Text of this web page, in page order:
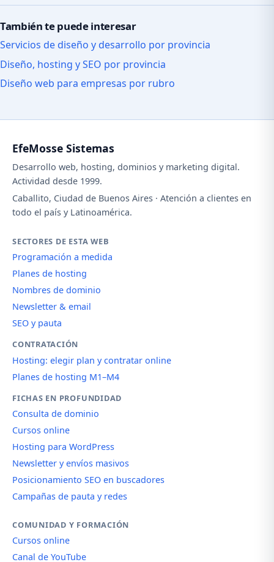
También te puede interesar
Servicios de diseño y desarrollo por provincia
Diseño, hosting y SEO por provincia
Diseño web para empresas por rubro
EfeMosse Sistemas
Desarrollo web, hosting, dominios y marketing digital.
Actividad desde 1999.
Caballito, Ciudad de Buenos Aires · Atención a clientes en
todo el país y Latinoamérica.
SECTORES DE ESTA WEB
Programación a medida
Planes de hosting
Nombres de dominio
Newsletter & email
SEO y pauta
CONTRATACIÓN
Hosting: elegir plan y contratar online
Planes de hosting M1–M4
FICHAS EN PROFUNDIDAD
Consulta de dominio
Cursos online
Hosting para WordPress
Newsletter y envíos masivos
Posicionamiento SEO en buscadores
Campañas de pauta y redes
COMUNIDAD Y FORMACIÓN
Cursos online
Canal de YouTube